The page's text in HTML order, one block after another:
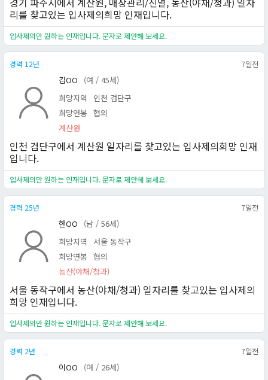
리를 찾고있는 입사제의희망 인재입니다.
입사제의만 원하는 인재입니다. 문자로 제안해 보세요.
경력 12년 7일전
김OO
(여 / 45세)
희망지역
인천 검단구
희망연봉 협의
계산원
인천 검단구에서 계산원 일자리를 찾고있는 입사제의희망 인재
입니다.
입사제의만 원하는 인재입니다. 문자로 제안해 보세요.
경력 25년 7일전
한OO
(남 / 56세)
희망지역
서울 동작구
희망연봉 협의
농산(야채/청과)
서울 동작구에서 농산(야채/청과) 일자리를 찾고있는 입사제의
희망 인재입니다.
입사제의만 원하는 인재입니다. 문자로 제안해 보세요.
경력 2년 7일전
이OO
(여 / 26세)